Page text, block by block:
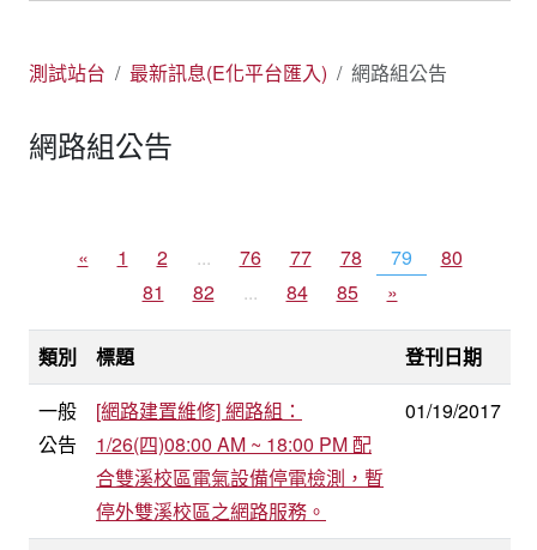
測試站台 最新訊息(E化平台匯入) 網路組公告
網路組公告
« 1 2 ... 76 77 78 79
80
81
82 ... 84 85 »
類別 標題
登刊日期
一般
公告
[網路建置維修] 網路組：
1/26(四)08:00 AM ~ 18:00 PM 配
合雙溪校區電氣設備停電檢測，暫
停外雙溪校區之網路服務。
01/19/2017